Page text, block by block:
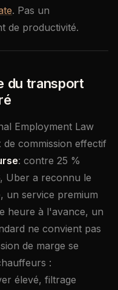
. Pas un
de productivité.
du transport
Employment Law
commission effectif
: contre 25 %
Uber a reconnu le
un service premium
heure à l'avance, un
ne convient pas
de marge se
:
élevé, filtrage